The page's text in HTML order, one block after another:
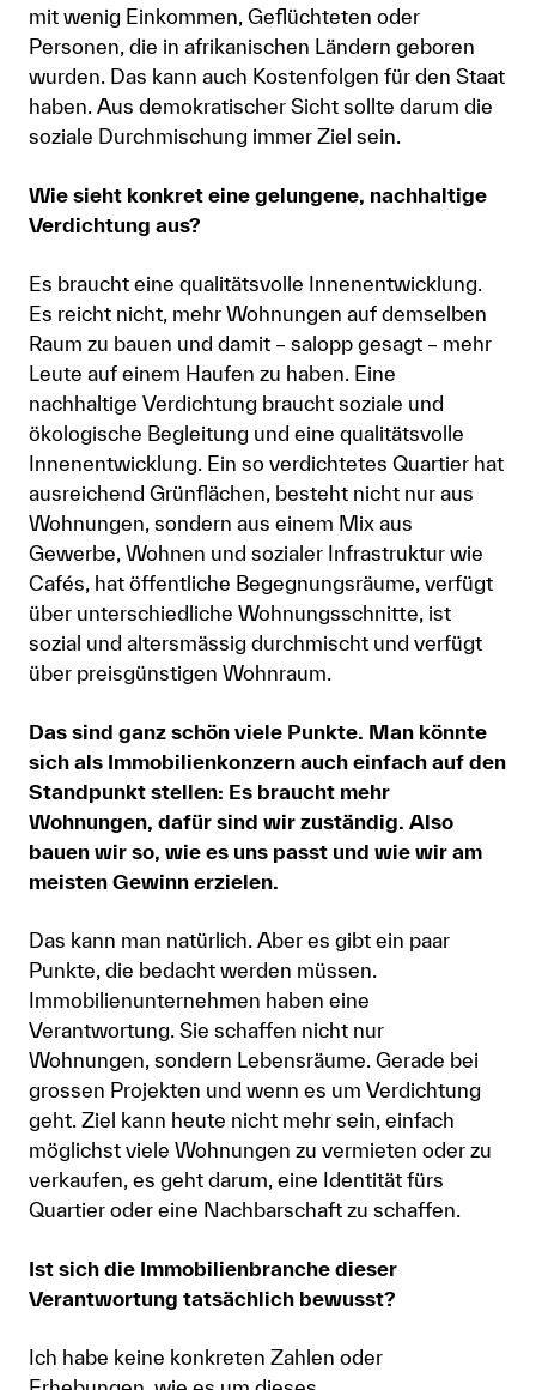
mit wenig Einkommen, Geflüchteten oder
Personen, die in afrikanischen Ländern geboren
wurden. Das kann auch Kostenfolgen für den Staat
haben. Aus demokratischer Sicht sollte darum die
soziale Durchmischung immer Ziel sein.
Wie sieht konkret eine gelungene, nachhaltige
Verdichtung aus?
Es braucht eine qualitätsvolle Innenentwicklung.
Es reicht nicht, mehr Wohnungen auf demselben
Raum zu bauen und damit – salopp gesagt – mehr
Leute auf einem Haufen zu haben. Eine
nachhaltige Verdichtung braucht soziale und
ökologische Begleitung und eine qualitätsvolle
Innenentwicklung. Ein so verdichtetes Quartier hat
ausreichend Grünflächen, besteht nicht nur aus
Wohnungen, sondern aus einem Mix aus
Gewerbe, Wohnen und sozialer Infrastruktur wie
Cafés, hat öffentliche Begegnungsräume, verfügt
über unterschiedliche Wohnungsschnitte, ist
sozial und altersmässig durchmischt und verfügt
über preisgünstigen Wohnraum.
Das sind ganz schön viele Punkte. Man könnte
sich als Immobilienkonzern auch einfach auf den
Standpunkt stellen: Es braucht mehr
Wohnungen, dafür sind wir zuständig. Also
bauen wir so, wie es uns passt und wie wir am
meisten Gewinn erzielen.
Das kann man natürlich. Aber es gibt ein paar
Punkte, die bedacht werden müssen.
Immobilienunternehmen haben eine
Verantwortung. Sie schaffen nicht nur
Wohnungen, sondern Lebensräume. Gerade bei
grossen Projekten und wenn es um Verdichtung
geht. Ziel kann heute nicht mehr sein, einfach
möglichst viele Wohnungen zu vermieten oder zu
verkaufen, es geht darum, eine Identität fürs
Quartier oder eine Nachbarschaft zu schaffen.
Ist sich die Immobilienbranche dieser
Verantwortung tatsächlich bewusst?
Ich habe keine konkreten Zahlen oder